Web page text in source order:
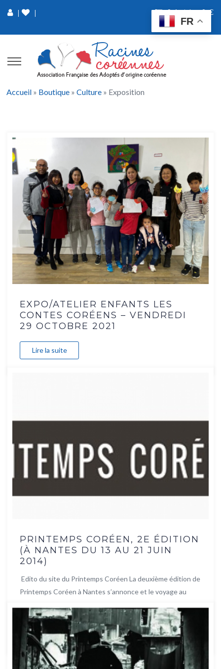
| 0 Article 0 €
|
Accueil » Boutique »Culture » Exposition
EXPO/ATELIER ENFANTS LES
CONTES CORÉENS – VENDREDI
29 OCTOBRE 2021
Lire la suite
PRINTEMPS CORÉEN, 2E ÉDITION
(À NANTES DU 13 AU 21 JUIN
2014)
Edito du site du Printemps Coréen La deuxième édition de
Printemps Coréen à Nantes s’annonce et le voyage au
Lire la suite
FR